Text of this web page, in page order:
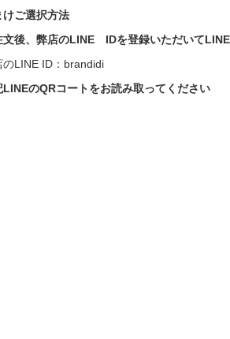
けご選択方法
文後、弊店のLINE IDを登録いただいて
のLINE ID：brandidi
LINEのQRコートをお読み取ってください